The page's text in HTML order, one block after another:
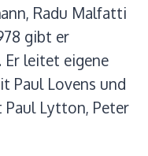
Radu Malfatti
gibt er
leitet eigene
Paul Lovens und
Paul Lytton, Peter